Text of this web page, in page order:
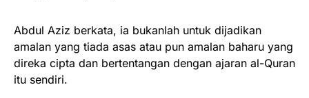
Abdul Aziz berkata, ia bukanlah untuk dijadikan
amalan yang tiada asas atau pun amalan baharu yang
direka cipta dan bertentangan dengan ajaran al-Quran
itu sendiri.